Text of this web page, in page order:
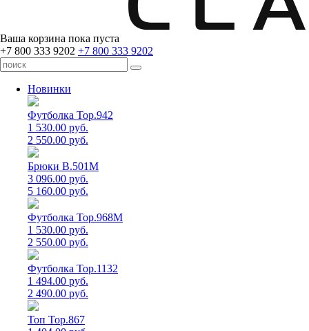
Ваша корзина пока пуста
+7 800 333 9202 +7 800 333 9202
Новинки
Футболка Top.942
1 530.00 руб.
2 550.00 руб.
Брюки B.501M
3 096.00 руб.
5 160.00 руб.
Футболка Top.968M
1 530.00 руб.
2 550.00 руб.
Футболка Top.1132
1 494.00 руб.
2 490.00 руб.
Топ Top.867